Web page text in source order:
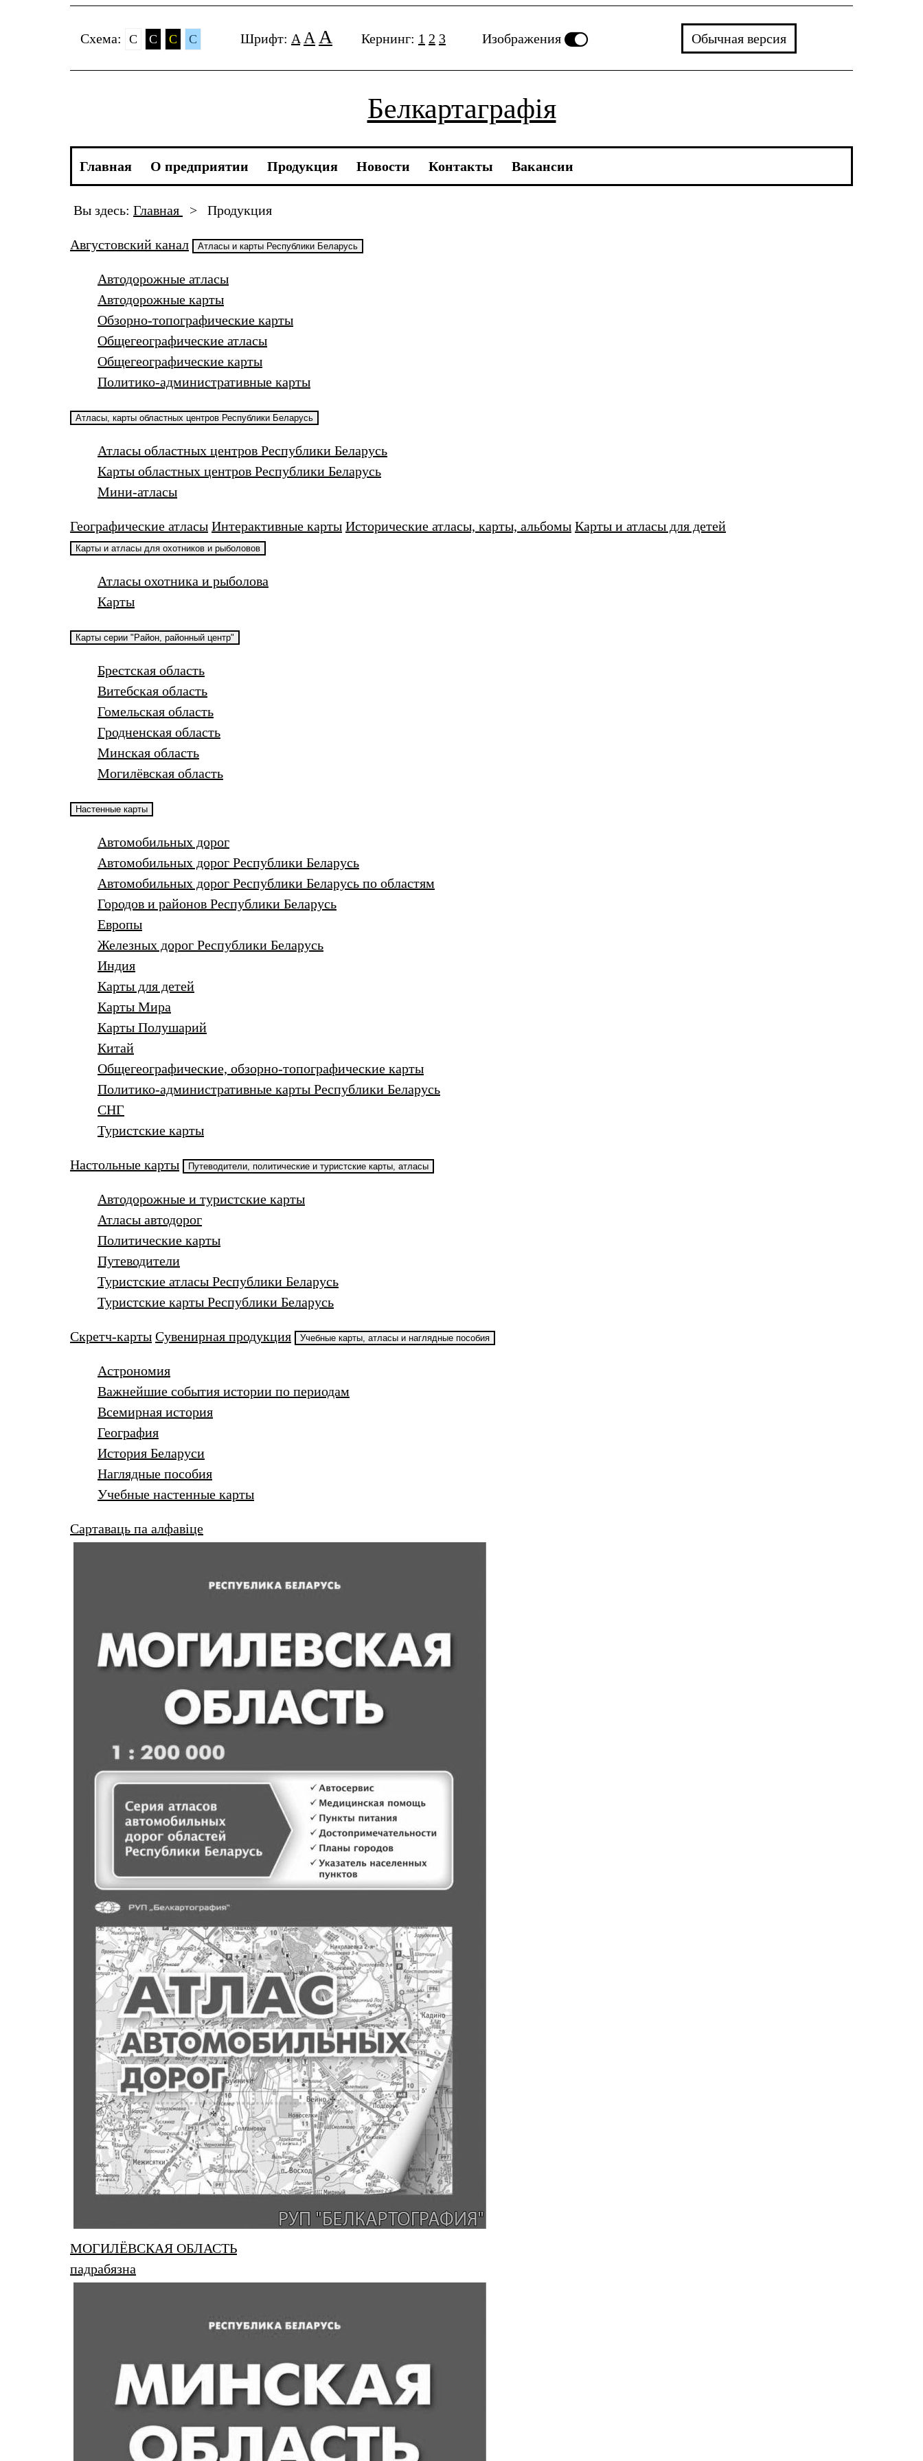
Cхема: C C C C Шрифт: A A A Кернинг: 1 2 3 Изображения Обычная версия
Белкартаграфія
Главная О предприятии Продукция Новости Контакты Вакансии
Вы здесь: Главная > Продукция
Августовский канал Атласы и карты Республики Беларусь
Автодорожные атласы
Автодорожные карты
Обзорно-топографические карты
Общегеографические атласы
Общегеографические карты
Политико-административные карты
Атласы, карты областных центров Республики Беларусь
Атласы областных центров Республики Беларусь
Карты областных центров Республики Беларусь
Мини-атласы
Географические атласы Интерактивные карты Исторические атласы, карты, альбомы Карты и атласы для детей
Карты и атласы для охотников и рыболовов
Атласы охотника и рыболова
Карты
Карты серии "Район, районный центр"
Брестская область
Витебская область
Гомельская область
Гродненская область
Минская область
Могилёвская область
Настенные карты
Автомобильных дорог
Автомобильных дорог Республики Беларусь
Автомобильных дорог Республики Беларусь по областям
Городов и районов Республики Беларусь
Европы
Железных дорог Республики Беларусь
Индия
Карты для детей
Карты Мира
Карты Полушарий
Китай
Общегеографические, обзорно-топографические карты
Политико-административные карты Республики Беларусь
СНГ
Туристские карты
Настольные карты Путеводители, политические и туристские карты, атласы
Автодорожные и туристские карты
Атласы автодорог
Политические карты
Путеводители
Туристские атласы Республики Беларусь
Туристские карты Республики Беларусь
Скретч-карты Сувенирная продукция Учебные карты, атласы и наглядные пособия
Астрономия
Важнейшие события истории по периодам
Всемирная история
География
История Беларуси
Наглядные пособия
Учебные настенные карты
Сартаваць па алфавіце
МОГИЛЁВСКАЯ ОБЛАСТЬ
падрабязна